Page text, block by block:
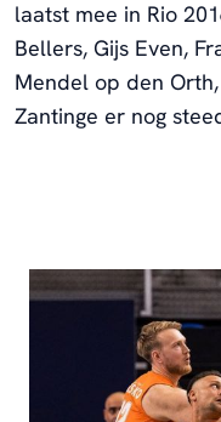
laatst mee in Rio
Bellers, Gijs Even,
Mendel op den
Zantinge er nog